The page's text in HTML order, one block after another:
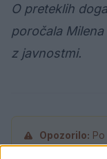
O preteklih
poročala
z javnostmi.
Opozorilo:
posameznik